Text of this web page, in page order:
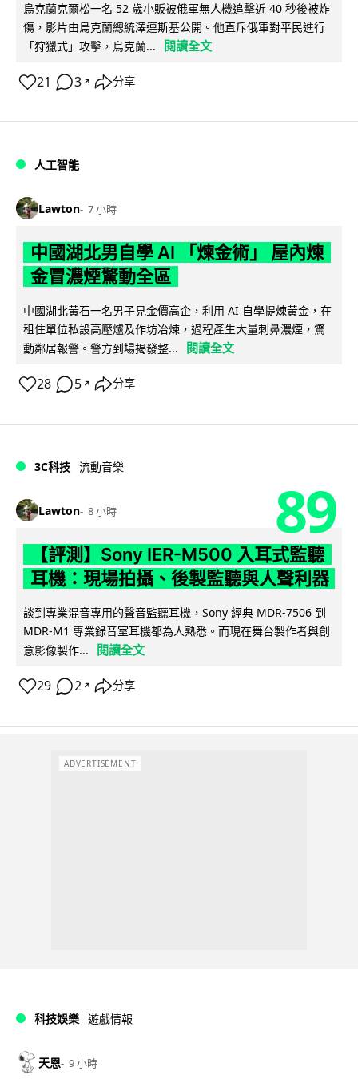
烏克蘭克爾松一名 52 歲小販被俄軍無人機追擊近 40 秒後被炸
傷，影片由烏克蘭總統澤連斯基公開。他直斥俄軍對平民進行
「狩獵式」攻擊，烏克蘭...
閱讀全文
21 3 ↗ 分享
人工智能
Lawton 7 小時
中國湖北男自學 AI 「煉金術」 屋內煉
金冒濃煙驚動全區
中國湖北黃石一名男子見金價高企，利用 AI 自學提煉黃金，在
租住單位私設高壓爐及作坊冶煉，過程產生大量刺鼻濃煙，驚
動鄰居報警。警方到場揭發整...
閱讀全文
28 5 ↗ 分享
3C科技 流動音樂
Lawton 8 小時 89
【評測】Sony IER-M500 入耳式監聽
耳機：現場拍攝、後製監聽與人聲利器
談到專業混音專用的聲音監聽耳機，Sony 經典 MDR-7506 到
MDR-M1 專業錄音室耳機都為人熟悉。而現在舞台製作者與創
意影像製作...
閱讀全文
29 2 ↗ 分享
ADVERTISEMENT
科技娛樂 遊戲情報
天恩 9 小時